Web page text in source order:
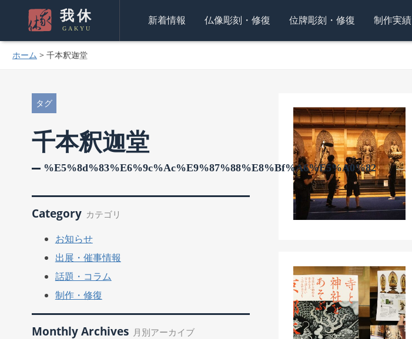
我休
GAKYU
新着情報 仏像彫刻・修復 位牌彫刻・修復 制作実績
ホーム > 千本釈迦堂
タグ
千本釈迦堂
%e5%8d%83%e6%9c%ac%e9%87%88%e8%bf%a6%e5%a0%82
Category カテゴリ
お知らせ
出展・催事情報
話題・コラム
制作・修復
Monthly Archives 月別アーカイブ